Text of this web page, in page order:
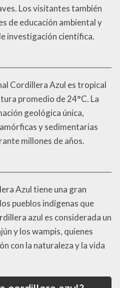
Los visitantes también
de educación ambiental y
investigación científica.
Cordillera Azul es tropical
promedio de 24°C. La
geológica única,
y sedimentarias
millones de años.
Azul tiene una gran
pueblos indígenas que
azul es considerada un
y los wampis, quienes
con la naturaleza y la vida